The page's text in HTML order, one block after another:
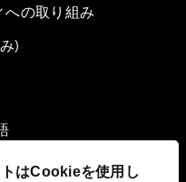
はCookieを使用し
への取り組み
)